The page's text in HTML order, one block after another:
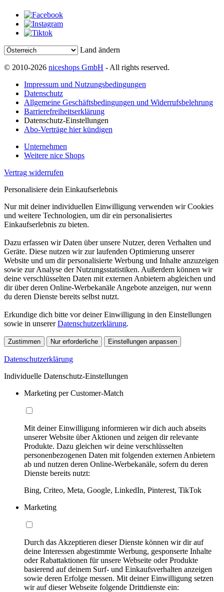
Land ändern
© 2010-2026 niceshops GmbH - All rights reserved.
Impressum und Nutzungsbedingungen
Datenschutz
Allgemeine Geschäftsbedingungen und Widerrufsbelehrung
Barrierefreiheitserklärung
Datenschutz-Einstellungen
Abo-Verträge hier kündigen
Unternehmen
Weitere nice Shops
Vertrag widerrufen
Personalisiere dein Einkaufserlebnis
Nur mit deiner individuellen Einwilligung verwenden wir Cookies
und weitere Technologien, um dir ein personalisiertes
Einkaufserlebnis zu bieten.
Dazu erfassen wir Daten über unsere Nutzer, deren Verhalten und
Geräte. Diese nutzen wir zur laufenden Optimierung unserer
Website und um dir personalisierte Werbung und Inhalte anzuzeigen
sowie zur Analyse der Nutzungsstatistiken. Außerdem können wir
deine verschlüsselten Daten mit externen Anbietern abgleichen und
dir über deren Online-Werbekanäle Angebote anzeigen, nur wenn
du deren Dienste bereits selbst nutzt.
Erkundige dich bitte vor deiner Einwilligung in den Einstellungen
sowie in unsererDatenschutzerklärung.
Zustimmen Nur erforderliche Einstellungen anpassen
Datenschutzerklärung
Individuelle Datenschutz-Einstellungen
Marketing per Customer-Match
Mit deiner Einwilligung informieren wir dich auch abseits
unserer Website über Aktionen und zeigen dir relevante
Produkte. Dazu gleichen wir deine verschlüsselten
personenbezogenen Daten mit folgenden externen Anbietern
ab und nutzen deren Online-Werbekanäle, sofern du deren
Dienste bereits nutzt:
Bing, Criteo, Meta, Google, LinkedIn, Pinterest, TikTok
Marketing
Durch das Akzeptieren dieser Dienste können wir dir auf
deine Interessen abgestimmte Werbung, gesponserte Inhalte
oder Rabattaktionen für unsere Webseite oder Produkte
basierend auf deinem Surf- und Einkaufsverhalten anzeigen
sowie deren Erfolge messen. Mit deiner Einwilligung setzen
wir auf dieser Webseite folgende Drittdienste ein: